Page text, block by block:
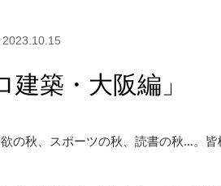
2023.10.15
建築・大阪編」
の秋、スポーツの秋、読書の秋…。